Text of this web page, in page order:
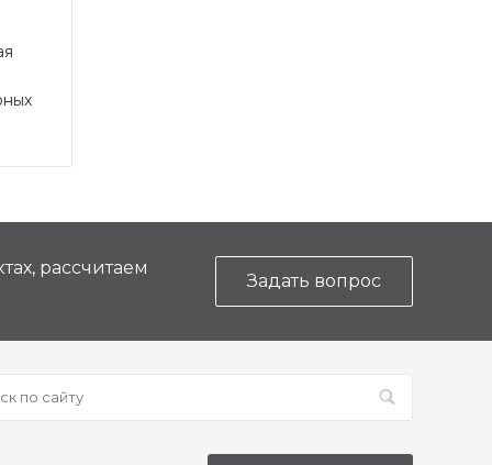
рассчитаем
Задать вопрос